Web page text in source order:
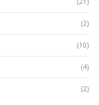
(2)
(10)
(4)
(2)